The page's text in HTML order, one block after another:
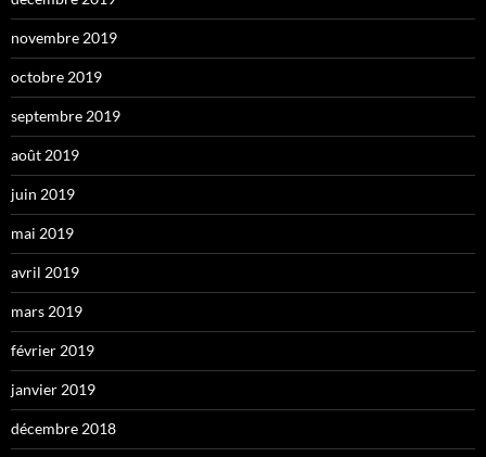
novembre 2019
octobre 2019
septembre 2019
août 2019
juin 2019
mai 2019
avril 2019
mars 2019
février 2019
janvier 2019
décembre 2018